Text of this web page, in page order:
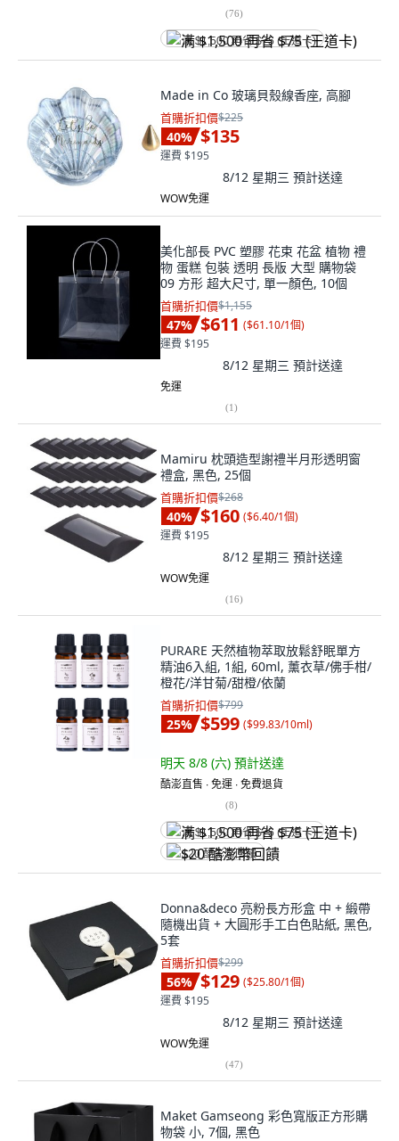
(76)
满 $1,500 再省 $75 (王道卡)
Made in Co 玻璃貝殼線香座, 高腳
首購折扣價$225
40% $135
運費 $195
8/12 星期三 預計送達
WOW免運
美化部長 PVC 塑膠 花束 花盆 植物 禮
物 蛋糕 包裝 透明 長版 大型 購物袋
09 方形 超大尺寸, 單一顏色, 10個
首購折扣價$1,155
47% $611 ($61.10/1個)
運費 $195
8/12 星期三 預計送達
免運
(1)
Mamiru 枕頭造型謝禮半月形透明窗
禮盒, 黑色, 25個
首購折扣價$268
40% $160 ($6.40/1個)
運費 $195
8/12 星期三 預計送達
WOW免運
(16)
PURARE 天然植物萃取放鬆舒眠單方
精油6入組, 1組, 60ml, 薰衣草/佛手柑/
橙花/洋甘菊/甜橙/依蘭
首購折扣價$799
25% $599 ($99.83/10ml)
明天 8/8 (六) 預計送達
酷澎直售 ∙ 免運 ∙ 免費退貨
(8)
满 $1,500 再省 $75 (王道卡)
$20 酷澎幣回饋
Donna&deco 亮粉長方形盒 中 + 緞帶
隨機出貨 + 大圓形手工白色貼紙, 黑色,
5套
首購折扣價$299
56% $129 ($25.80/1個)
運費 $195
8/12 星期三 預計送達
WOW免運
(47)
Maket Gamseong 彩色寬版正方形購
物袋 小, 7個, 黑色